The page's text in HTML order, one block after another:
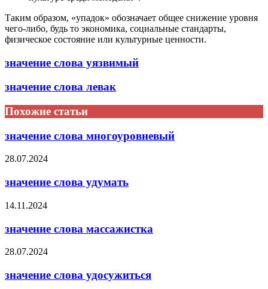
Таким образом, «упадок» обозначает общее снижение уровня
чего-либо, будь то экономика, социальные стандарты,
физическое состояние или культурные ценности.
значение слова уязвимый
значение слова левак
Похожие статьи
значение слова многоуровневый
28.07.2024
значение слова удумать
14.11.2024
значение слова массажистка
28.07.2024
значение слова удосужиться